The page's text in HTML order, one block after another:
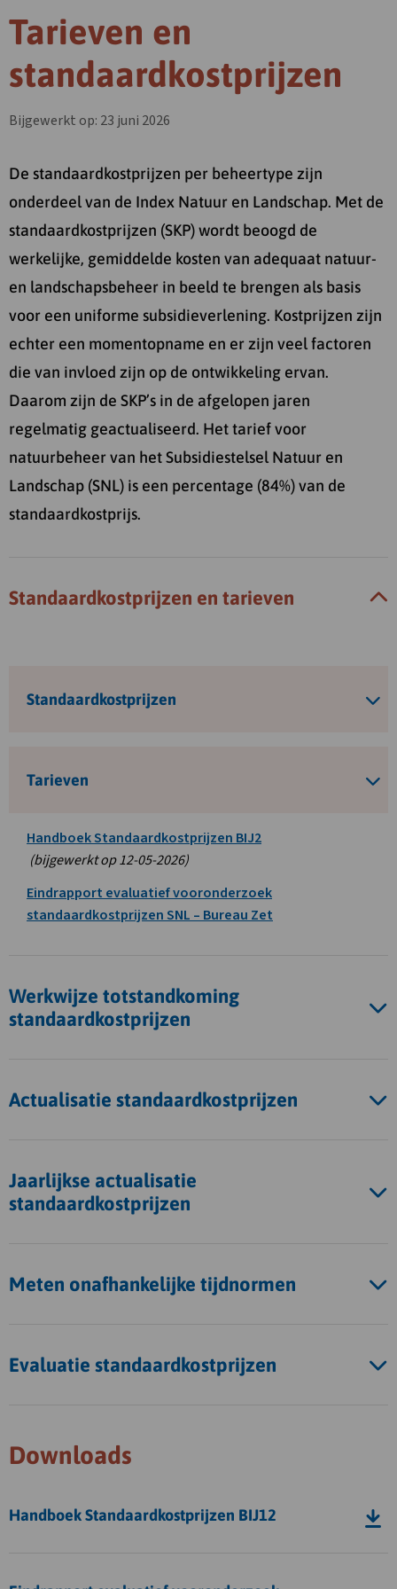
Tarieven en
standaardkostprijzen
Bijgewerkt op: 23 juni 2026
De standaardkostprijzen per beheertype zijn
onderdeel van de Index Natuur en Landschap. Met de
standaardkostprijzen (SKP) wordt beoogd de
werkelijke, gemiddelde kosten van adequaat natuur-
en landschapsbeheer in beeld te brengen als basis
voor een uniforme subsidieverlening. Kostprijzen zijn
echter een momentopname en er zijn veel factoren
die van invloed zijn op de ontwikkeling ervan.
Daarom zijn de SKP’s in de afgelopen jaren
regelmatig geactualiseerd. Het tarief voor
natuurbeheer van het Subsidiestelsel Natuur en
Landschap (SNL) is een percentage (84%) van de
standaardkostprijs.
Standaardkostprijzen en tarieven
Standaardkostprijzen
Tarieven
Handboek Standaardkostprijzen BIJ2Deze
in
een
(bijgewerkt op 12-05-2026)
Eindrapport evaluatief vooronderzoek
standaardkostprijzen SNL – Bureau Zet
Werkwijze totstandkoming
standaardkostprijzen
Actualisatie standaardkostprijzen
Jaarlijkse actualisatie
standaardkostprijzen
Meten onafhankelijke tijdnormen
Evaluatie standaardkostprijzen
Downloads
Handboek Standaardkostprijzen BIJ12
Download
bestand